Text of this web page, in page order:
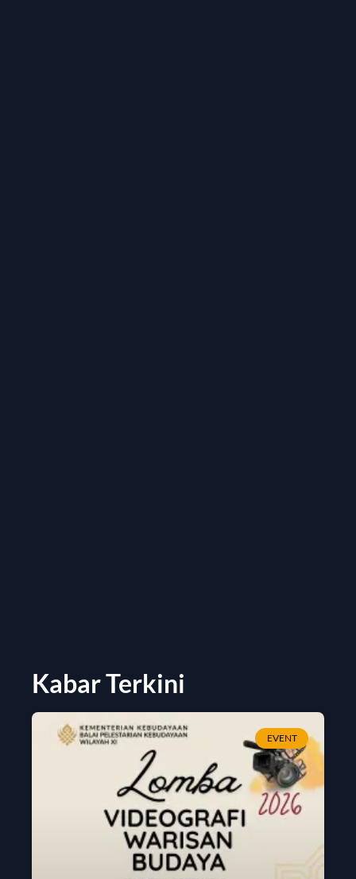
Kabar Terkini
EVENT